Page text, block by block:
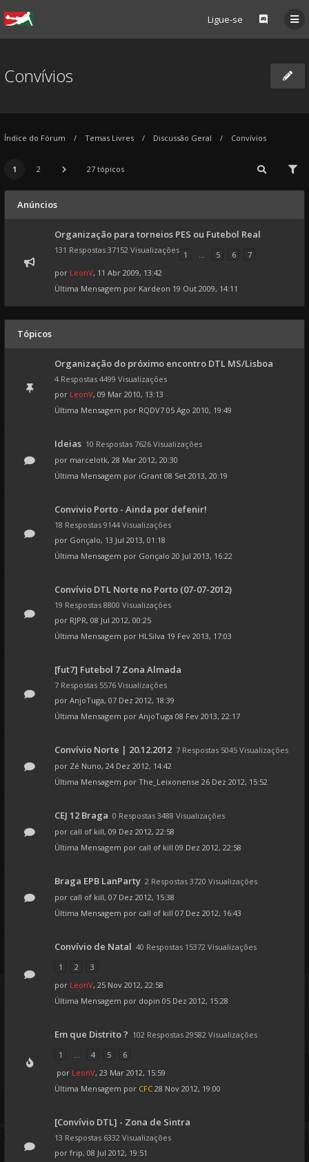
Ligue-se
Convívios
Índice do Fórum Temas Livres Discussão Geral Convívios
1 2 27 tópicos
Anúncios
Organização para torneios PES ou Futebol Real
131 Respostas 37152 Visualizações 1 ... 5 6
7
por LeonV, 11 Abr 2009, 13:42
Última Mensagem por Kardeon 19 Out 2009, 14:11
Tópicos
Organização do próximo encontro DTL MS/Lisboa
4 Respostas 4499 Visualizações
por LeonV, 09 Mar 2010, 13:13
Última Mensagem por RQDV7 05 Ago 2010, 19:49
Ideias 10 Respostas 7626 Visualizações
por marcelotk, 28 Mar 2012, 20:30
Última Mensagem por iGrant 08 Set 2013, 20:19
Convivio Porto - Ainda por defenir!
18 Respostas 9144 Visualizações
por Gonçalo, 13 Jul 2013, 01:18
Última Mensagem por Gonçalo 20 Jul 2013, 16:22
Convívio DTL Norte no Porto (07-07-2012)
19 Respostas 8800 Visualizações
por RJPR, 08 Jul 2012, 00:25
Última Mensagem por HLSilva 19 Fev 2013, 17:03
[fut7] Futebol 7 Zona Almada
7 Respostas 5576 Visualizações
por AnjoTuga, 07 Dez 2012, 18:39
Última Mensagem por AnjoTuga 08 Fev 2013, 22:17
Convívio Norte | 20.12.2012 7 Respostas 5045 Visualizações
por Zé Nuno, 24 Dez 2012, 14:42
Última Mensagem por The_Leixonense 26 Dez 2012, 15:52
CEJ 12 Braga 0 Respostas 3488 Visualizações
por call of kill, 09 Dez 2012, 22:58
Última Mensagem por call of kill 09 Dez 2012, 22:58
Braga EPB LanParty 2 Respostas 3720 Visualizações
por call of kill, 07 Dez 2012, 15:38
Última Mensagem por call of kill 07 Dez 2012, 16:43
Convívio de Natal 40 Respostas 15372 Visualizações
1
2
3
por LeonV, 25 Nov 2012, 22:58
Última Mensagem por dopin 05 Dez 2012, 15:28
Em que Distrito ? 102 Respostas 29582 Visualizações
1
... 4 5
6
por LeonV, 23 Mar 2012, 15:59
Última Mensagem por CFC 28 Nov 2012, 19:00
[Convívio DTL] - Zona de Sintra
13 Respostas 6332 Visualizações
por frip, 08 Jul 2012, 19:51